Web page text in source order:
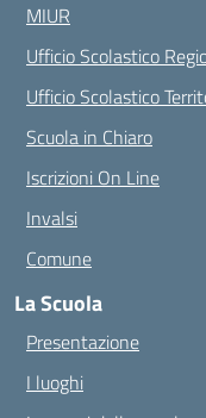
MIUR
Ufficio Scolastico
Ufficio Scolastico
Scuola in Chiaro
Iscrizioni On Line
Invalsi
Comune
La Scuola
Presentazione
I luoghi